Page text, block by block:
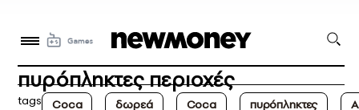
πυρόπληκτες περιοχές
tags
Coca
δωρεά
Coca
πυρόπληκτες